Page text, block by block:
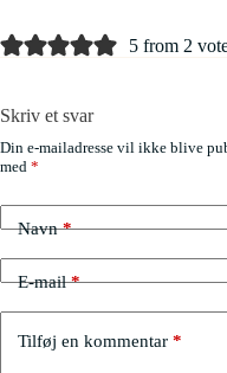
5 from 2
Skriv et svar
Din e-mailadresse vil ikke blive
med *
Navn*
E-mail*
Tilføj en kommentar *